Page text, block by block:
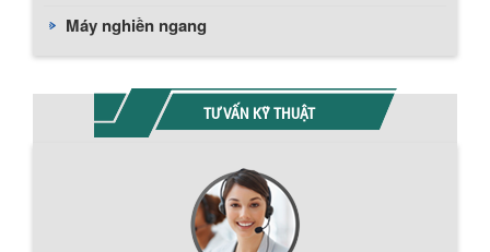
Máy nghiền ngang
TƯ VẤN KỸ THUẬT